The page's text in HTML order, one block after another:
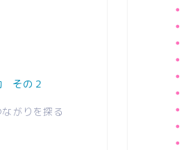
その２
がりを探る